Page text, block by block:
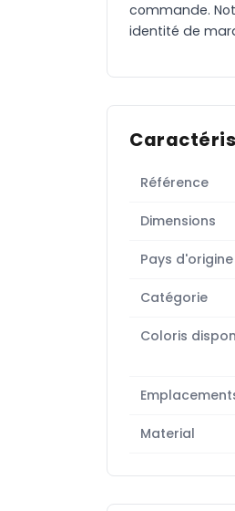
commande.
identité de
Référence
Dimensions
Pays d'origine
Catégorie
Coloris
Material